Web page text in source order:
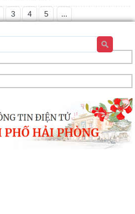
3 4 5 ...
ADN tại các phần mộ liệt sĩ chưa xác